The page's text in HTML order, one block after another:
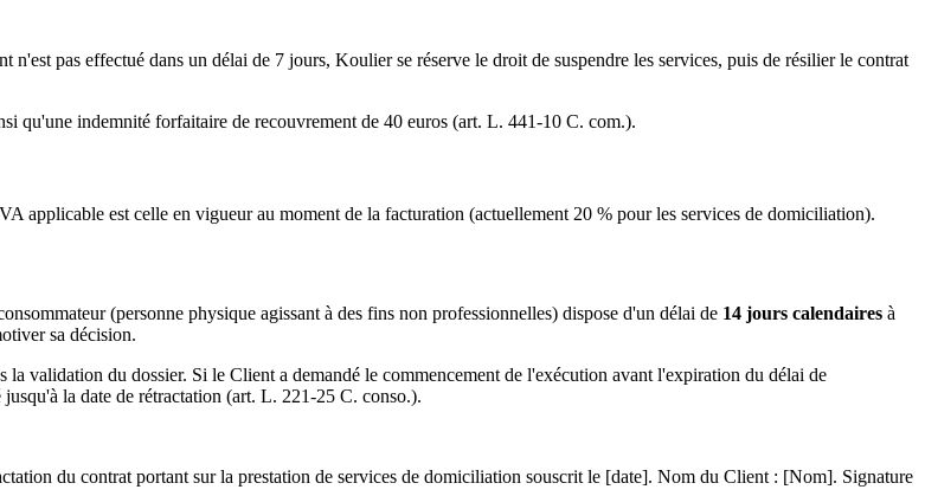
pas effectué dans un délai de 7 jours, Koulier se réserve le droit de suspendre les services, puis de résilier le contrat
qu'une indemnité forfaitaire de recouvrement de 40 euros (art. L. 441-10 C. com.).
applicable est celle en vigueur au moment de la facturation (actuellement 20 % pour les services de domiciliation).
(personne physique agissant à des fins non professionnelles) dispose d'un délai de 14 jours calendaires à
sa décision.
validation du dossier. Si le Client a demandé le commencement de l'exécution avant l'expiration du délai de
la date de rétractation (art. L. 221-25 C. conso.).
du contrat portant sur la prestation de services de domiciliation souscrit le [date]. Nom du Client : [Nom]. Signature